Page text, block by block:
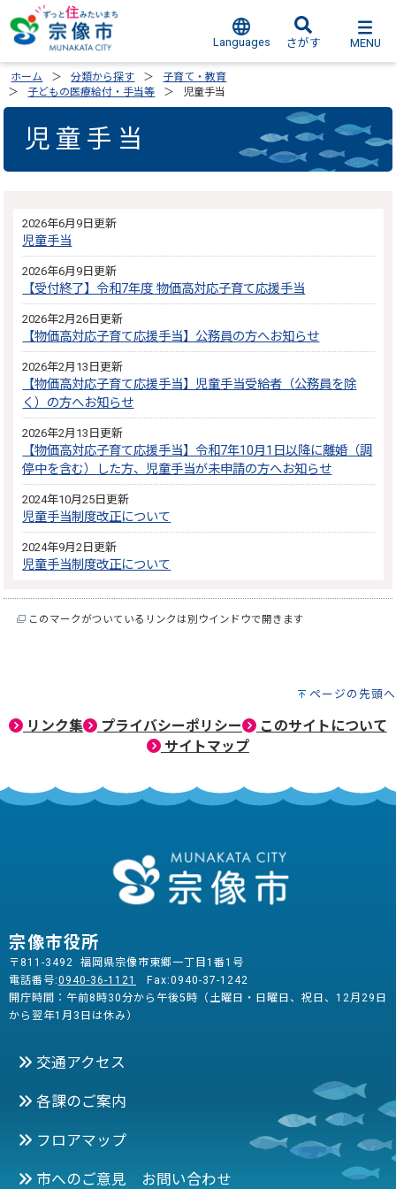
Languages さがす MENU
ホーム 分類から探す
子育て・教育
子どもの医療給付・手当等
児童手当
児童手当
2026年6月9日更新
児童手当
2026年6月9日更新
【受付終了】令和7年度 物価高対応子育て応援手当
2026年2月26日更新
【物価高対応子育て応援手当】公務員の方へお知らせ
2026年2月13日更新
【物価高対応子育て応援手当】児童手当受給者（公務員を除
く）の方へお知らせ
2026年2月13日更新
【物価高対応子育て応援手当】令和7年10月1日以降に離婚（調
停中を含む）した方、児童手当が未申請の方へお知らせ
2024年10月25日更新
児童手当制度改正について
2024年9月2日更新
児童手当制度改正について
このマークがついているリンクは別ウインドウで開きます
ページの先頭へ
リンク集 プライバシーポリシー
このサイトについて
サイトマップ
宗像市役所
〒811-3492 福岡県宗像市東郷一丁目1番1号
電話番号:0940-36-1121
Fax:0940-37-1242
開庁時間：午前8時30分から午後5時（土曜日・日曜日、祝日、12月29日
から翌年1月3日は休み）
交通アクセス
各課のご案内
フロアマップ
市へのご意見 お問い合わせ